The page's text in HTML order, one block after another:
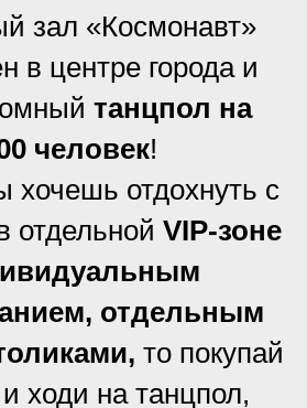
зал «Космонавт»
в центре города и
танцпол на
человек!
хочешь отдохнуть с
отдельной VIP-зоне
отдельным
то покупай
ходи на танцпол,